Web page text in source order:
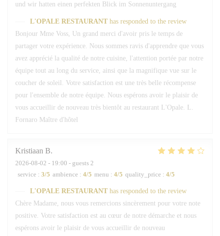
und wir hatten einen perfekten Blick im Sonnenuntergang
L'OPALE RESTAURANT has responded to the review
Bonjour Mme Voss, Un grand merci d'avoir pris le temps de
partager votre expérience. Nous sommes ravis d'apprendre que vous
avez apprécié la qualité de notre cuisine, l'attention portée par notre
équipe tout au long du service, ainsi que la magnifique vue sur le
coucher de soleil. Votre satisfaction est une très belle récompense
pour l'ensemble de notre équipe. Nous espérons avoir le plaisir de
vous accueillir de nouveau très bientôt au restaurant L'Opale. L.
Fornaro Maître d'hôtel
Kristiaan B
2026-08-02 - 19:00 - guests 2
service : 3/5 ambience : 4/5 menu : 4/5 quality_price : 4/5
L'OPALE RESTAURANT has responded to the review
Chère Madame, nous vous remercions sincèrement pour votre note
positive. Votre satisfaction est au cœur de notre démarche et nous
espérons avoir le plaisir de vous accueillir de nouveau